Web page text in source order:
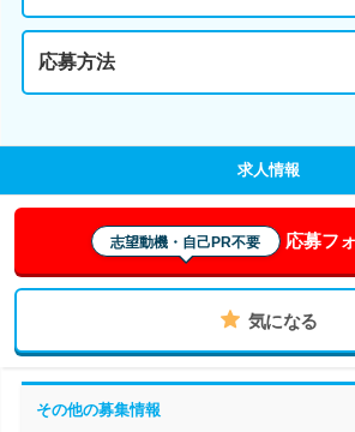
応募方法
求人情報
志望動機・自己PR不要 応募フ
気になる
その他の募集情報